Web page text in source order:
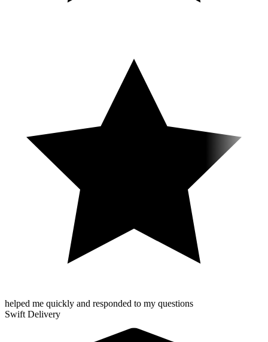
helped me quickly and responded to my questions
Swift Delivery